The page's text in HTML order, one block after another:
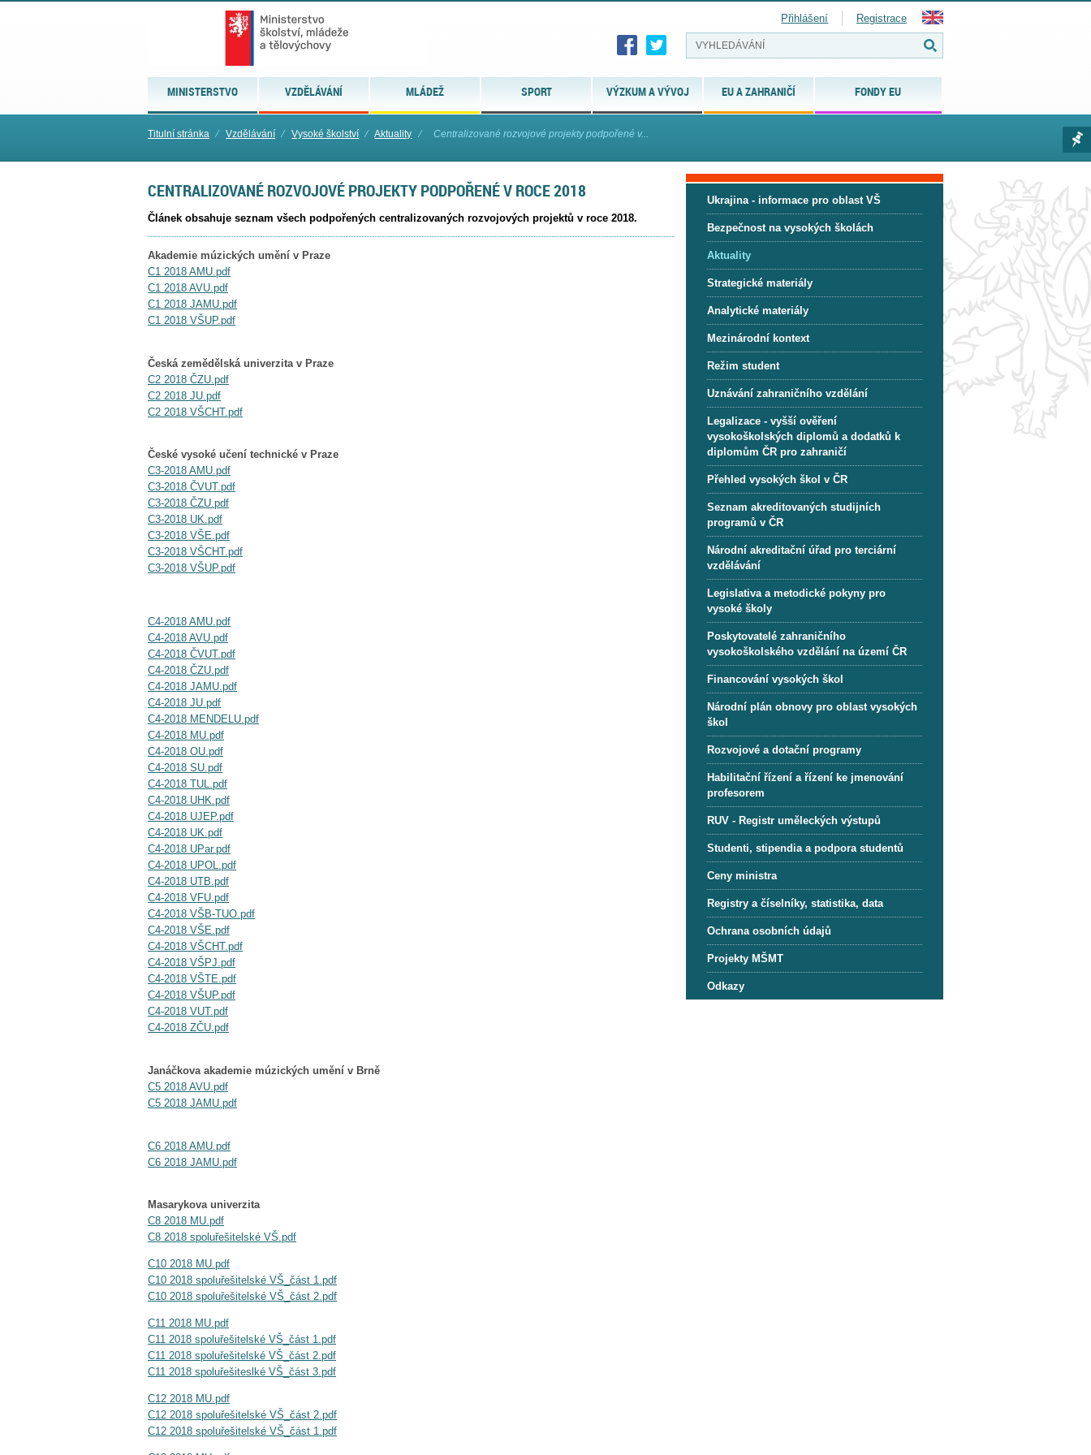
MINISTERSTVO VZDĚLÁVÁNÍ MLÁDEŽ SPORT VÝZKUM A VÝVOJ EU A ZAHRANIČÍ FONDY EU
Přihlášení Registrace
Titulní stránka ⁄ Vzdělávání ⁄ Vysoké školství ⁄ Aktuality ⁄ Centralizované rozvojové projekty podpořené v...
CENTRALIZOVANÉ ROZVOJOVÉ PROJEKTY PODPOŘENÉ V ROCE 2018
Článek obsahuje seznam všech podpořených centralizovaných rozvojových projektů v roce 2018.
Akademie múzických umění v Praze
C1 2018 AMU.pdf
C1 2018 AVU.pdf
C1 2018 JAMU.pdf
C1 2018 VŠUP.pdf
Česká zemědělská univerzita v Praze
C2 2018 ČZU.pdf
C2 2018 JU.pdf
C2 2018 VŠCHT.pdf
České vysoké učení technické v Praze
C3-2018 AMU.pdf
C3-2018 ČVUT.pdf
C3-2018 ČZU.pdf
C3-2018 UK.pdf
C3-2018 VŠE.pdf
C3-2018 VŠCHT.pdf
C3-2018 VŠUP.pdf
C4-2018 AMU.pdf
C4-2018 AVU.pdf
C4-2018 ČVUT.pdf
C4-2018 ČZU.pdf
C4-2018 JAMU.pdf
C4-2018 JU.pdf
C4-2018 MENDELU.pdf
C4-2018 MU.pdf
C4-2018 OU.pdf
C4-2018 SU.pdf
C4-2018 TUL.pdf
C4-2018 UHK.pdf
C4-2018 UJEP.pdf
C4-2018 UK.pdf
C4-2018 UPar.pdf
C4-2018 UPOL.pdf
C4-2018 UTB.pdf
C4-2018 VFU.pdf
C4-2018 VŠB-TUO.pdf
C4-2018 VŠE.pdf
C4-2018 VŠCHT.pdf
C4-2018 VŠPJ.pdf
C4-2018 VŠTE.pdf
C4-2018 VŠUP.pdf
C4-2018 VUT.pdf
C4-2018 ZČU.pdf
Janáčkova akademie múzických umění v Brně
C5 2018 AVU.pdf
C5 2018 JAMU.pdf
C6 2018 AMU.pdf
C6 2018 JAMU.pdf
Masarykova univerzita
C8 2018 MU.pdf
C8 2018 spoluřešitelské VŠ.pdf
C10 2018 MU.pdf
C10 2018 spoluřešitelské VŠ_část 1.pdf
C10 2018 spoluřešitelské VŠ_část 2.pdf
C11 2018 MU.pdf
C11 2018 spoluřešitelské VŠ_část 1.pdf
C11 2018 spoluřešitelské VŠ_část 2.pdf
C11 2018 spoluřešiteslké VŠ_část 3.pdf
C12 2018 MU.pdf
C12 2018 spoluřešitelské VŠ_část 2.pdf
C12 2018 spoluřešitelské VŠ_část 1.pdf
Ukrajina - informace pro oblast VŠ
Bezpečnost na vysokých školách
Aktuality
Strategické materiály
Analytické materiály
Mezinárodní kontext
Režim student
Uznávání zahraničního vzdělání
Legalizace - vyšší ověření
vysokoškolských diplomů a dodatků k
diplomům ČR pro zahraničí
Přehled vysokých škol v ČR
Seznam akreditovaných studijních
programů v ČR
Národní akreditační úřad pro terciární
vzdělávání
Legislativa a metodické pokyny pro
vysoké školy
Poskytovatelé zahraničního
vysokoškolského vzdělání na území ČR
Financování vysokých škol
Národní plán obnovy pro oblast vysokých
škol
Rozvojové a dotační programy
Habilitační řízení a řízení ke jmenování
profesorem
RUV - Registr uměleckých výstupů
Studenti, stipendia a podpora studentů
Ceny ministra
Registry a číselníky, statistika, data
Ochrana osobních údajů
Projekty MŠMT
Odkazy